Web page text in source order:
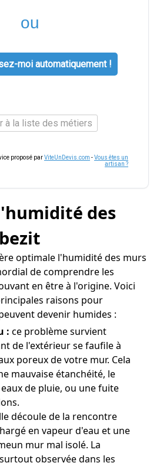
ou
moi automatiquement !
à la liste des métiers
proposé parViteUnDevis.com -Vous êtes un
artisan ?
des
optimale l'humidité des murs
de comprendre les
en être à l'origine. Voici
raisons pour
devenir humides :
: ce problème survient
de l'extérieur se faufile à
poreux de votre mur. Cela
mauvaise étanchéité, le
de pluie, ou une fuite
découle de la rencontre
en vapeur d'eau et une
mur mal isolé. La
observée dans les